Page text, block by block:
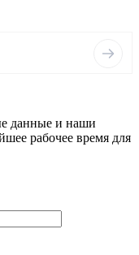
данные и наши
рабочее время для